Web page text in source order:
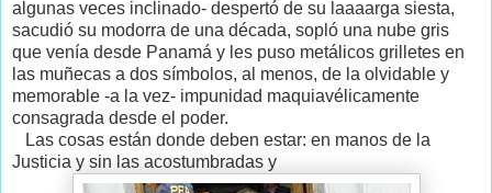
algunas veces inclinado- despertó de su laaaarga siesta,
sacudió su modorra de una década, sopló una nube gris
que venía desde Panamá y les puso metálicos grilletes en
las muñecas a dos símbolos, al menos, de la olvidable y
memorable -a la vez- impunidad maquiavélicamente
consagrada desde el poder.
Las cosas están donde deben estar: en manos de la
Justicia y sin las acostumbradas y